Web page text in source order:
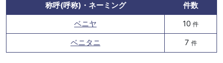
称呼(呼称)・ネーミング
件数
ベニヤ
10 件
ベニタニ 7 件